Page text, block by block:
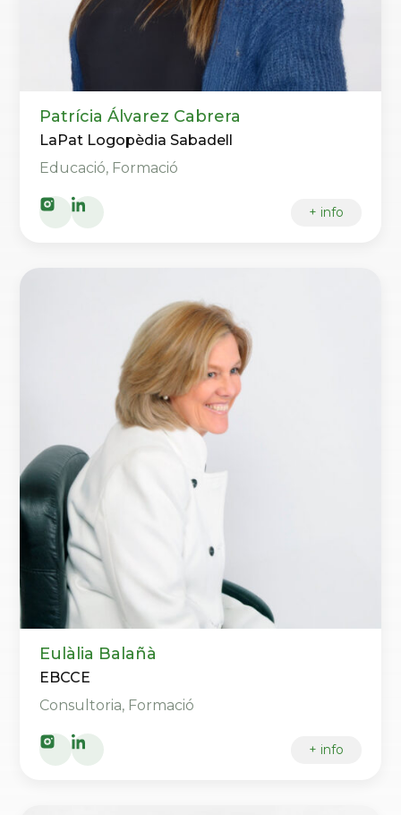
Patrícia Álvarez Cabrera
LaPat Logopèdia Sabadell
Educació, Formació
+ info
Eulàlia Balañà
EBCCE
Consultoria, Formació
+ info